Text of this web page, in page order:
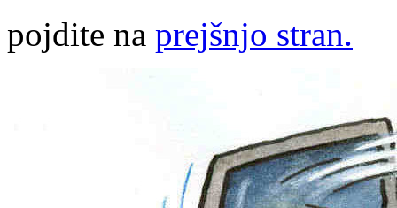
pojdite na prejšnjo stran.